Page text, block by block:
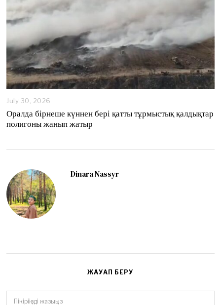
July 30, 2026
Оралда бірнеше күннен бері қатты тұрмыстық қалдықтар
полигоны жанып жатыр
Dinara Nassyr
ЖАУАП БЕРУ